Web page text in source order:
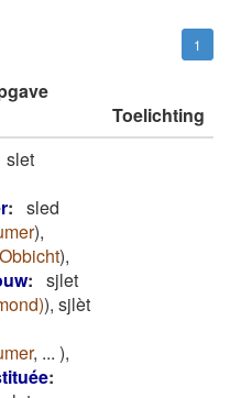
1
Toelichting
slet
: sled
),
Obbicht),
: sjlet
), sjlèt
, ... ),
: